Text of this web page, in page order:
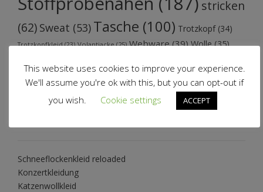
stricken
(62) Sweat (53) Tasche (100) Trotzkopf(34)
Trotzkopfkleid(23) Volantjacke(25) Webware(39) Wolle(35)
Schneeflockenkleid reloaded
Konzertkleidung
Katzenwollkleid
This website uses cookies to improve your experience.
We'll assume you're ok with this, but you can opt-out if
you wish.
Cookie settings ACCEPT